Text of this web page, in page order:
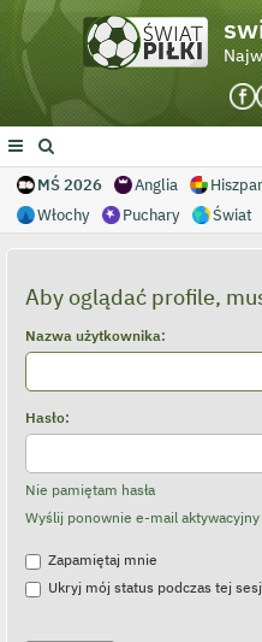
MŚ 2026 Anglia
Włochy
Puchary Świat
Aby oglądać profile,
Nazwa użytkownika:
Hasło:
Nie pamiętam hasła
Wyślij ponownie e-mail aktywacyjny
Zapamiętaj mnie
Ukryj mój status podczas tej